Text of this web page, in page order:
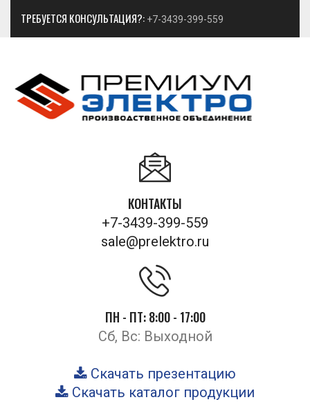
ТРЕБУЕТСЯ КОНСУЛЬТАЦИЯ?: +7-3439-399-559
КОНТАКТЫ
+7-3439-399-559
sale@prelektro.ru
ПН - ПТ: 8:00 - 17:00
Сб, Вс: Выходной
Скачать презентацию
Скачать каталог продукции